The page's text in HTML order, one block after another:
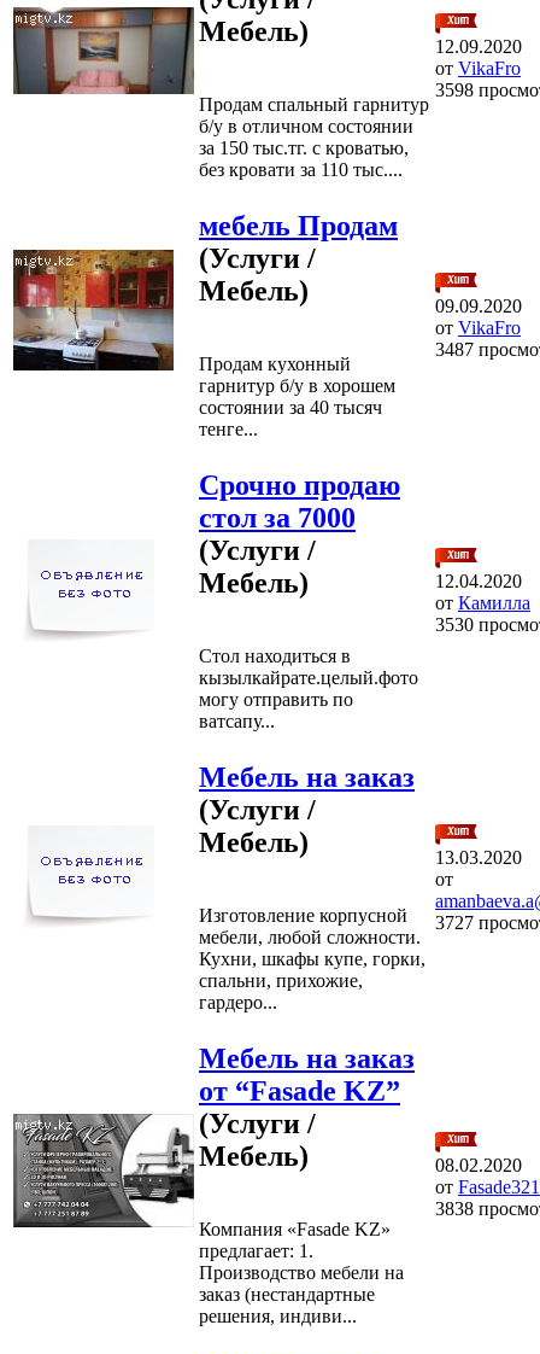
Мебель)
Продам спальный гарнитур
б/у в отличном состоянии
за 150 тыс.тг. с кроватью,
без кровати за 110 тыс....
12.09.2020
от VikaFro
3598
мебель Продам
(Услуги /
Мебель)
Продам кухонный
гарнитур б/у в хорошем
состоянии за 40 тысяч
тенге...
09.09.2020
от VikaFro
3487
Срочно продаю
стол за 7000
(Услуги /
Мебель)
Стол находиться в
кызылкайрате.целый.фото
могу отправить по
ватсапу...
12.04.2020
от Камилла
3530
Мебель на заказ
(Услуги /
Мебель)
Изготовление корпусной
мебели, любой сложности.
Кухни, шкафы купе, горки,
спальни, прихожие,
гардеро...
13.03.2020
от
3727
Мебель на заказ
от “Fasade KZ”
(Услуги /
Мебель)
Компания «Fasade KZ»
предлагает: 1.
Производство мебели на
заказ (нестандартные
решения, индиви...
08.02.2020
от Fasade321
3838